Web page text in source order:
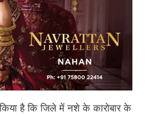
है कि जिले में नशे के कारोबार के